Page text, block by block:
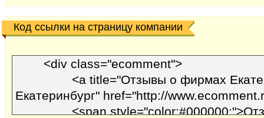
Код ссылки на страницу компании